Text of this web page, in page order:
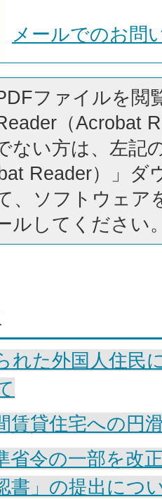
メールでのお問
ファイルを閲
（Acrobat
ない方は、左記
Reader）」ダ
、ソフトウェア
ルしてください
れた外国人住民
賃貸住宅への円
省令の一部を改
書」の提出につ